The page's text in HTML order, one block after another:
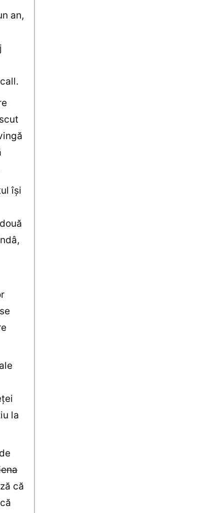
an,
îşi
la
că